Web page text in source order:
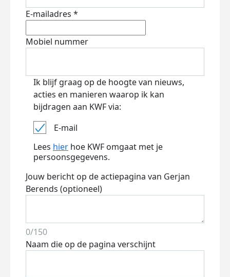
E-mailadres *
Mobiel nummer
Ik blijf graag op de hoogte van nieuws,
acties en manieren waarop ik kan
bijdragen aan KWF via:
E-mail
Lees hier hoe KWF omgaat met je
persoonsgegevens.
Jouw bericht op de actiepagina van Gerjan
Berends (optioneel)
0/150
Naam die op de pagina verschijnt